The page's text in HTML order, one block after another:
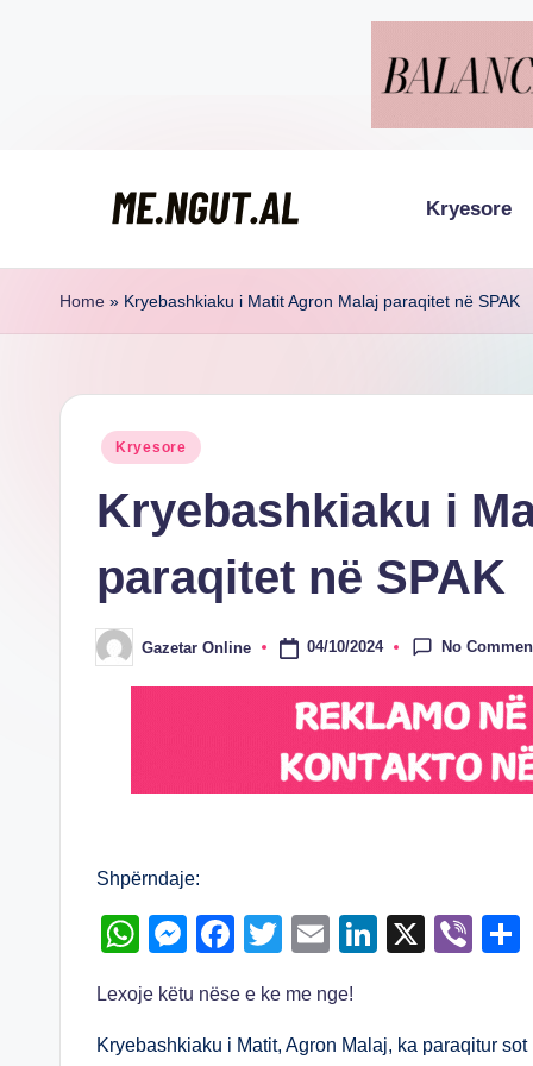
M
e
g
lexohen
ngut
Kryesore
Home » Kryebashkiaku i Matit Agron Malaj paraqitet në SPAK
Posted
Kryesore
Kryebashkiaku i
paraqitet në SPAK
Posted
by
Gazetar Online 04/10/2024 No
Shpërndaje:
W
at
s
M
ss
e
F
c
e
T
tt
er
E
ail
Li
e
X
Vi
Lexoje këtu nëse e ke me nge!
Kryebashkiaku i Matit, Agron Malaj, ka paraqitur